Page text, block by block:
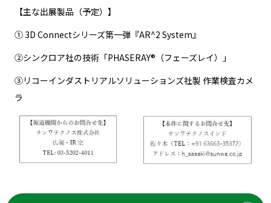
【主な出展製品（予定）】
① 3D Connectシリーズ第一弾『AR^2 System』
②シンクロア社の技術「PHASERAY®（フェーズレイ）」
③リコーインダストリアルソリューションズ社製 作業検査カメ
ラ